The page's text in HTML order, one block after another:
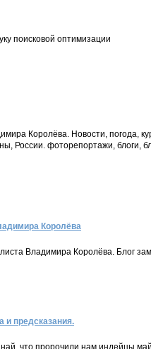
поисковой оптимизации
Королёва. Новости, погода,
России. фоторепортажи,
Королёва
Владимира Королёва. Блог
и предсказания.
что пророчили нам индейцы